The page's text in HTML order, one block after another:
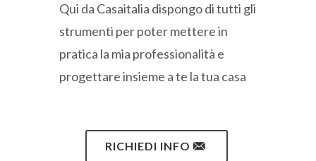
Qui da Casaitalia dispongo di tutti gli
strumenti per poter mettere in
pratica la mia professionalità e
progettare insieme a te la tua casa
RICHIEDI INFO